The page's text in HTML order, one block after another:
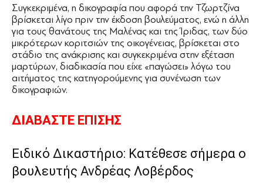
Συγκεκριμένα, η δικογραφία που αφορά την Τζωρτζίνα
βρίσκεται λίγο πριν την έκδοση βουλεύματος, ενώ η άλλη
για τους θανάτους της Μαλένας και της Ίριδας, των δύο
μικρότερων κοριτσιών της οικογένειας, βρίσκεται στο
στάδιο της ανάκρισης και συγκεκριμένα στην εξέταση
μαρτύρων, διαδικασία που είχε «παγώσει» λόγω του
αιτήματος της κατηγορούμενης για συνένωση των
δικογραφιών.
ΔΙΑΒΑΣΤΕ ΕΠΙΣΗΣ
Ειδικό Δικαστήριο: Κατέθεσε σήμερα ο
βουλευτής Ανδρέας Λοβέρδος